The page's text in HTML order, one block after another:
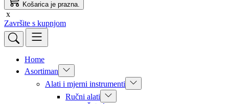
Košarica je prazna.
x
Završite s kupnjom
Home
Asortiman
Alati i mjerni instrumenti
Ručni alati